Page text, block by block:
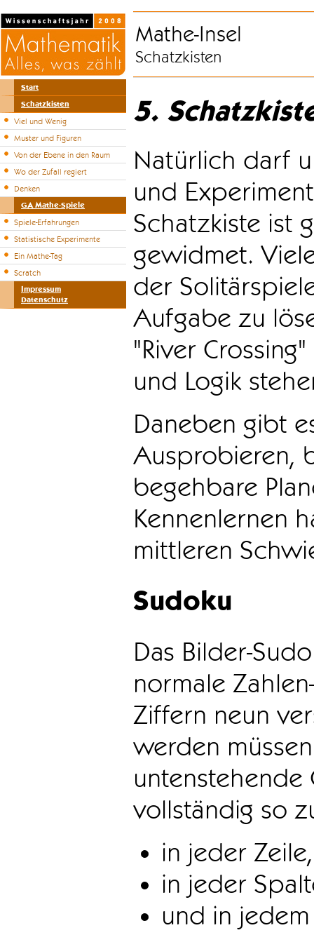
Start
Schatzkisten
Viel und Wenig
Muster und Figuren
Von der Ebene in den Raum
Wo der Zufall regiert
Denken
GA Mathe-Spiele
Spiele-Erfahrungen
Statistische Experimente
Ein Mathe-Tag
Scratch
Impressum
Datenschutz
Mathe-Insel
Schatzkisten
5.
Natürlich darf
und
Schatzkiste ist
gewidmet.
der
Aufgabe zu
"River
und Logik
Daneben gibt
Ausprobieren,
begehbare
Kennenlernen
mittleren
Sudoku
Das Bilder-
normale
Ziffern neun
werden
vollständig so
in jeder Zeile,
in jeder
und in